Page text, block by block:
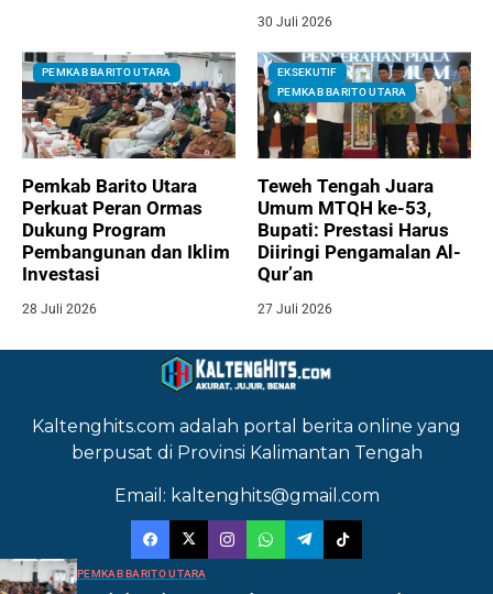
30 Juli 2026
PEMKAB BARITO UTARA
Pemkab Barito Utara
Perkuat Peran Ormas
Dukung Program
Pembangunan dan Iklim
Investasi
28 Juli 2026
EKSEKUTIF
PEMKAB BARITO UTARA
Teweh Tengah Juara
Umum MTQH ke-53,
Bupati: Prestasi Harus
Diiringi Pengamalan Al-
Qur’an
27 Juli 2026
Kaltenghits.com adalah portal berita online yang
berpusat di Provinsi Kalimantan Tengah
Email: kaltenghits@gmail.com
PEMKAB BARITO UTARA